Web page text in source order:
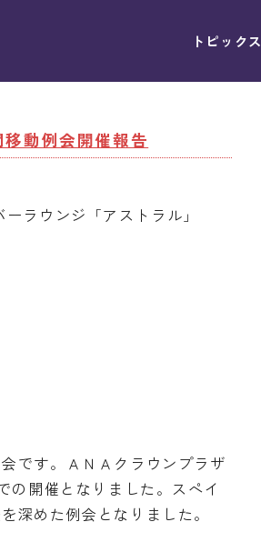
トピックス
動例会開催報告
ラウンジ「アストラル」
です。ＡＮＡクラウンプラザ
の開催となりました。スペイ
深めた例会となりました。